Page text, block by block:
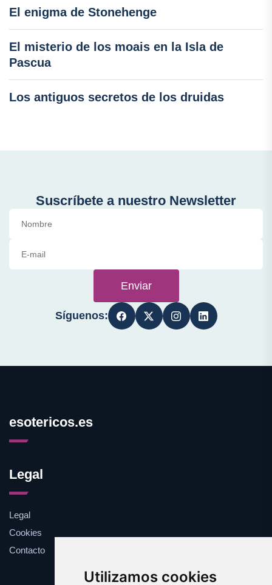
Utilizamos cookies
El enigma de Stonehenge
El misterio de los moais en la Isla de
Pascua
Los antiguos secretos de los druidas
Suscríbete a nuestro Newsletter
Enviar
Síguenos:
esotericos.es
Legal
Legal
Cookies
Contacto